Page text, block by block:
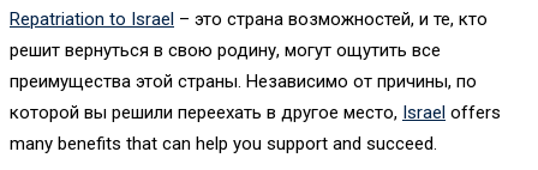
Repatriation to Israel – это страна возможностей, и те, кто
решит вернуться в свою родину, могут ощутить все
преимущества этой страны. Независимо от причины, по
которой вы решили переехать в другое место, Israel offers
many benefits that can help you support and succeed.